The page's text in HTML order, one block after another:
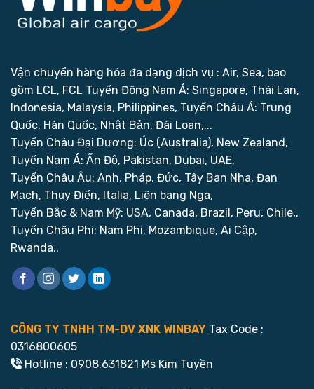
Vận chuyển hàng hóa đa dạng dịch vụ : Air, Sea, bao
gồm LCL, FCL Tuyến Đông Nam Á: Singapore, Thái Lan,
Indonesia, Malaysia, Philippines, Tuyến Châu Á: Trung
Quốc, Hàn Quốc, Nhật Bản, Đài Loan,...
Tuyến Châu Đại Dương: Úc (Australia), New Zealand,
Tuyến Nam Á: Ấn Độ, Pakistan, Dubai, UAE,
Tuyến Châu Âu: Anh, Pháp, Đức, Tây Ban Nha, Đan
Mạch, Thụy Điển, Italia, Liên bang Nga,
Tuyến Bắc & Nam Mỹ: USA, Canada, Brazil, Peru, Chile,.
Tuyến Châu Phi: Nam Phi, Mozambique, Ai Cập,
Rwanda,.
CÔNG TY TNHH TM-DV XNK WINBAY Tax Code :
0316800605
Hotline : 0908.631821 Ms Kim Tuyền